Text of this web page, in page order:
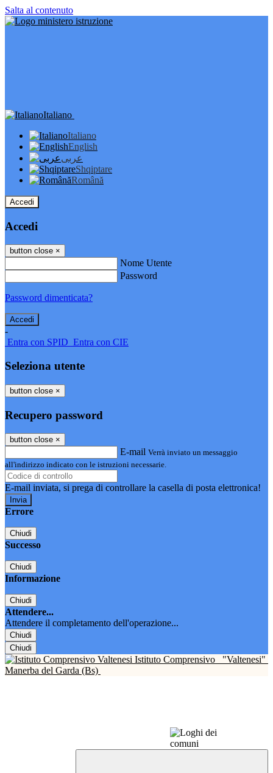
Salta al contenuto
Italiano
Italiano
English
عربى
Shqiptare
Română
Accedi
Accedi
button close ×
Nome Utente
Password
Password dimenticata?
-
Entra con SPID Entra con CIE
Seleziona utente
button close ×
Recupero password
button close ×
E-mail Verrà inviato un messaggio
all'indirizzo indicato con le istruzioni necessarie.
E-mail inviata, si prega di controllare la casella di posta elettronica!
Errore
Chiudi
Successo
Chiudi
Informazione
Chiudi
Attendere...
Attendere il completamento dell'operazione...
Chiudi
Chiudi
Istituto Comprensivo
"Valtenesi"
Manerba del Garda (Bs)